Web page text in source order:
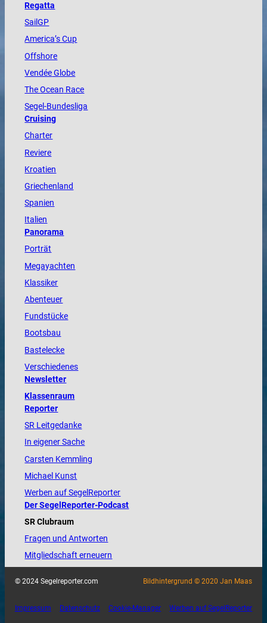
Regatta
SailGP
America’s Cup
Offshore
VendéeGlobe
TheOcean Race
Segel-Bundesliga
Cruising
Charter
Reviere
Kroatien
Griechenland
Spanien
Italien
Panorama
Porträt
Megayachten
Klassiker
Abenteuer
Fundstücke
Bootsbau
Bastelecke
Verschiedenes
Newsletter
Klassenraum
Reporter
SR Leitgedanke
In eigener Sache
Carsten Kemmling
Michael Kunst
Werben auf SegelReporter
Der SegelReporter-Podcast
SR Clubraum
Fragen und Antworten
Mitgliedschaft erneuern
© 2024 Segelreporter.com Bildhintergrund © 2020 Jan Maas
Impressum Datenschutz Cookie-Manager Werben auf SegelReporter